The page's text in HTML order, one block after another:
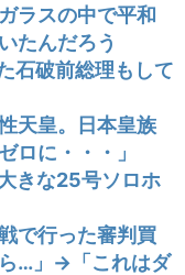
ラスの中で平和
たんだろう
石破前総理もして
天皇。日本皇族
ロに・・・」
きな25号ソロホ
で行った審判買
…」→「これはダ